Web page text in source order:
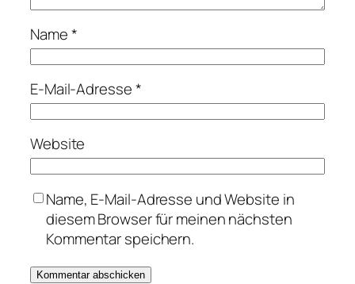
Name*
E-Mail-Adresse*
Website
Name, E-Mail-Adresse und Website in
diesem Browser für meinen nächsten
Kommentar speichern.